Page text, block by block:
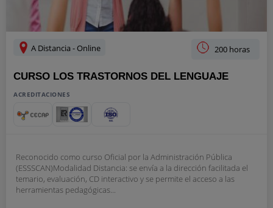
A Distancia - Online 200 horas
CURSO LOS TRASTORNOS DEL LENGUAJE
ACREDITACIONES
Reconocido como curso Oficial por la Administración Pública
(ESSSCAN)Modalidad Distancia: se envía a la dirección facilitada el
temario, evaluación, CD interactivo y se permite el acceso a las
herramientas pedagógicas...